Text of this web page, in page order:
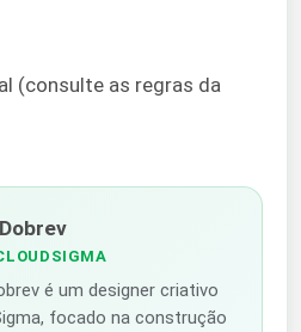
(consulte as regras da
é um designer criativo
focado na construção